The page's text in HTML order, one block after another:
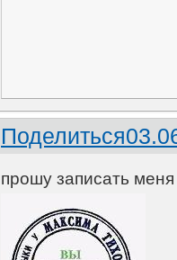
Поделиться
прошу записать